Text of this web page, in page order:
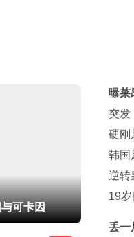
可卡因
曝莱
卡都
突发
出心
硬刚
能全
韩国
发生
逆转
次打
19
丢一